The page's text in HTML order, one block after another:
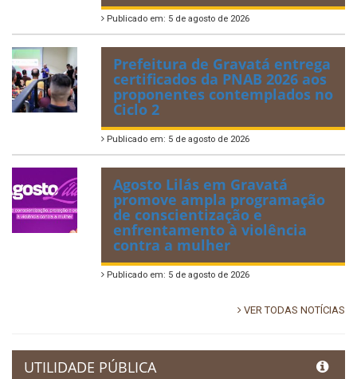
Publicado em: 5 de agosto de 2026
Prefeitura de Gravatá entrega
certificados da PNAB 2026 aos
proponentes contemplados no
Ciclo 2
Publicado em: 5 de agosto de 2026
Agosto Lilás em Gravatá
promove ampla programação
de conscientização e
enfrentamento à violência
contra a mulher
Publicado em: 5 de agosto de 2026
VER TODAS NOTÍCIAS
UTILIDADE PÚBLICA